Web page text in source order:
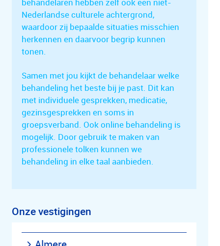
Nederlandse culturele achtergrond,
waardoor zij bepaalde situaties misschien
herkennen en daarvoor begrip kunnen
tonen.
Samen met jou kijkt de behandelaar welke
behandeling het beste bij je past. Dit kan
met individuele gesprekken, medicatie,
gezinsgesprekken en soms in
groepsverband. Ook online behandeling is
mogelijk. Door gebruik te maken van
professionele tolken kunnen we
behandeling in elke taal aanbieden.
Onze vestigingen